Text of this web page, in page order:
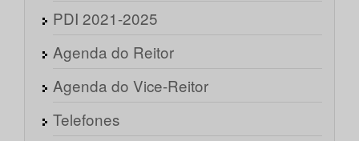
PDI 2021-2025
Agenda do Reitor
Agenda do Vice-Reitor
Telefones